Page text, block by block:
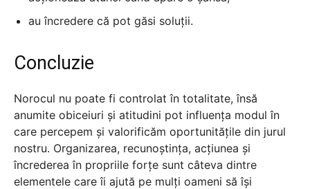
au încredere că pot găsi soluții.
Concluzie
Norocul nu poate fi controlat în totalitate, însă
anumite obiceiuri și atitudini pot influența modul în
care percepem și valorificăm oportunitățile din jurul
nostru. Organizarea, recunoștința, acțiunea și
încrederea în propriile forțe sunt câteva dintre
elementele care îi ajută pe mulți oameni să își